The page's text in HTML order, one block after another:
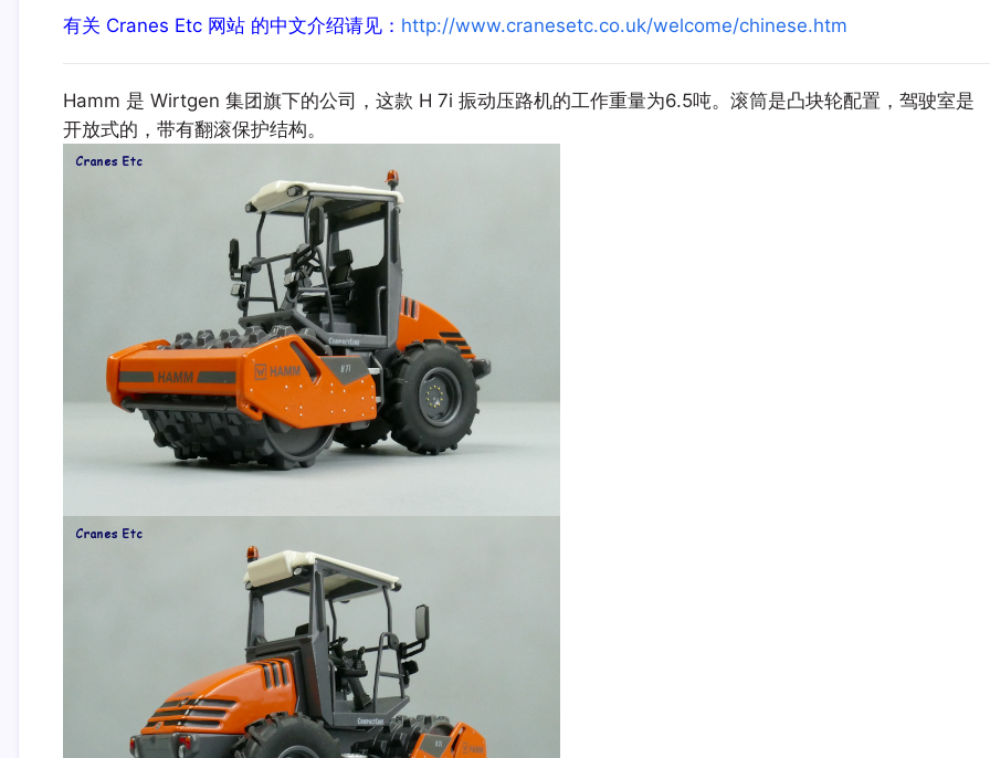
有关 Cranes Etc 网站 的中文介绍请见： http://www.cranesetc.co.uk/welcome/chinese.htm
Hamm 是 Wirtgen 集团旗下的公司，这款 H 7i 振动压路机的工作重量为6.5吨。滚筒是凸块轮配置，驾驶室是
开放式的，带有翻滚保护结构。